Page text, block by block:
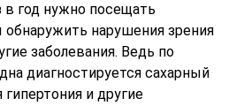
в год нужно посещать
обнаружить нарушения зрения
заболевания. Ведь по
диагностируется сахарный
гипертония и другие